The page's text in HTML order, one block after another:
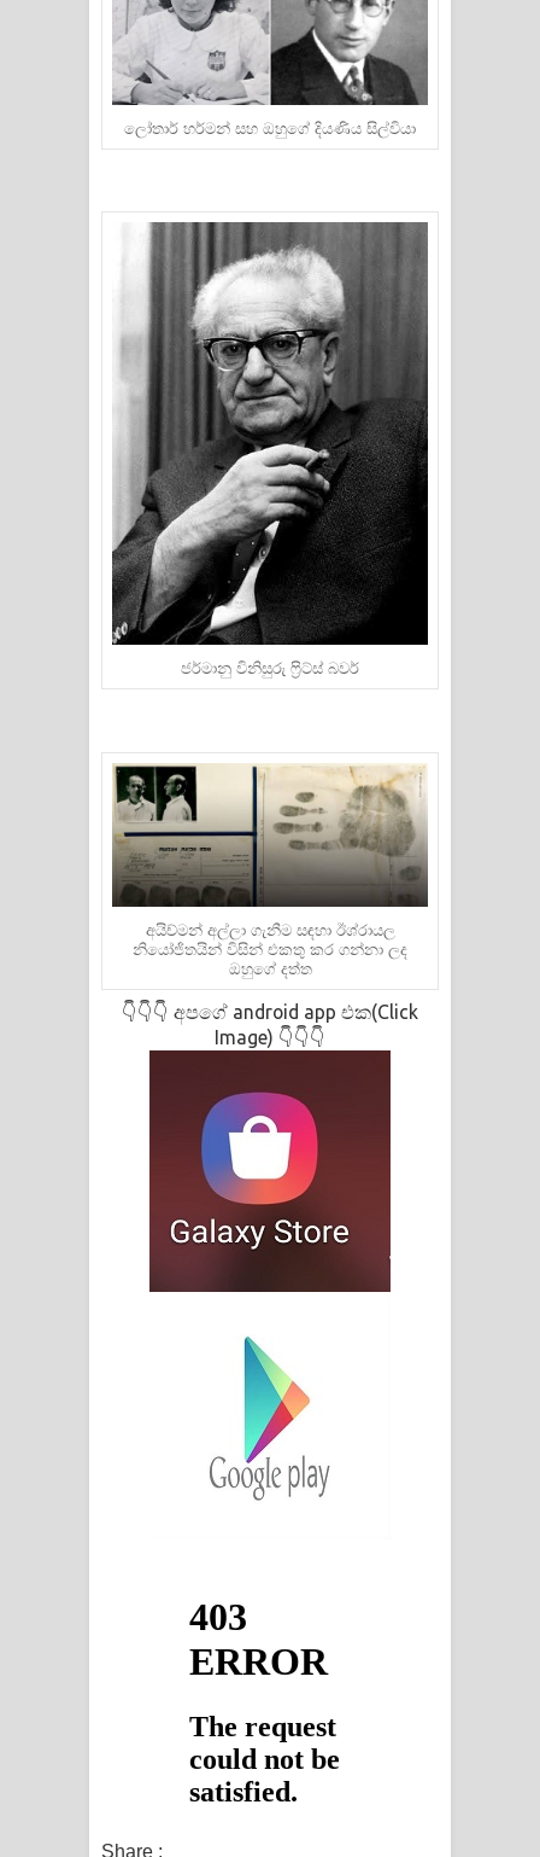
ලෝතාර් හර්මන් සහ ඔහුගේ දියණිය සිල්වියා
ජර්මානු විනිසුරු ෆ්‍රිට්ස් බවර්
අයිච්මන් අල්ලා ගැනීම සඳහා ඊශ්රායල
නියෝජිතයින් විසින් එකතු කර ගන්නා ලද
ඔහුගේ දත්ත
👇👇👇 අපගේ android app එක(Click
Image) 👇👇👇
Share :